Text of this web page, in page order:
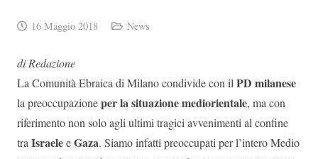
16 Maggio 2018 News
di Redazione
La Comunità Ebraica di Milano condivide con ilPD milanese
la preoccupazioneper la situazione mediorientale, ma con
riferimento non solo agli ultimi tragici avvenimenti al confine
traIsraeleeGaza. Siamo infatti preoccupati per l’intero Medio